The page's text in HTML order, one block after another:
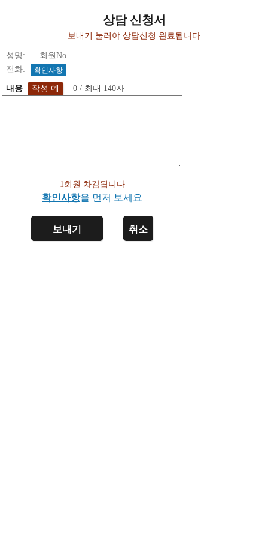
상담 신청서
보내기 눌러야 상담신청 완료됩니다
성명: 회원No.
전화:
확인사항
내용 0 / 최대 140자
1회원 차감됩니다
확인사항을 먼저 보세요